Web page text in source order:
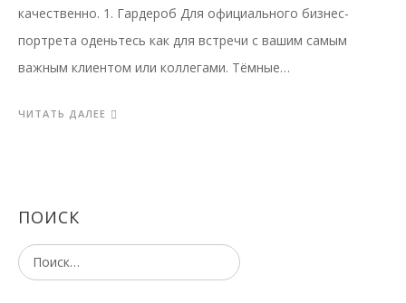
качественно. 1. Гардероб Для официального бизнес-
портрета оденьтесь как для встречи с вашим самым
важным клиентом или коллегами. Тёмные…
ЧИТАТЬ ДАЛЕЕ
ПОИСК